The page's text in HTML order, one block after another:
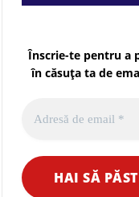
Înscrie-te pentru a
în căsuța ta de